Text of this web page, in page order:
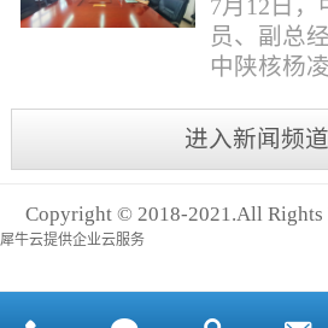
理社招6张
社会招聘
（2）应届
内统一招
届毕业生
业生优先
国家教育
三、招聘
凌辐照公
7月12日，
员、副总
中陕核杨
息部部长
公司执行
执行董事
进入新闻频
Copyright © 2018-2021.All Rights
犀牛云提供企业云服务